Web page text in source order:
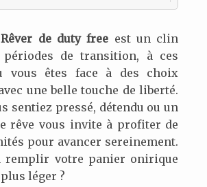
Rêver de duty free est un clin
de transition, à ces
vous êtes face à des choix
une belle touche de liberté.
sentiez pressé, détendu ou un
rêve vous invite à profiter de
pour avancer sereinement.
remplir votre panier onirique
léger ?